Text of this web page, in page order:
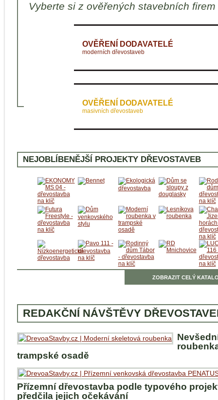
Vyberte si z ověřených stavebních firem
OVĚŘENÍ DODAVATELÉ
moderních dřevostaveb
OVĚŘENÍ DODAVATELÉ
masivních dřevostaveb
NEJOBLÍBENĚJŠÍ PROJEKTY DŘEVOSTAVEB
ZOBRAZIT CELÝ
REDAKČNÍ NÁVŠTĚVY
trampské osadě
Přízemní dřevostavba podle typového
předčila jejich očekávání